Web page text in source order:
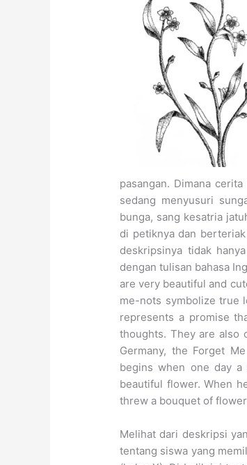
pasangan. Dimana
sedang menyusuri
bunga, sang kesatria
di petiknya dan
deskripsinya tidak
dengan tulisan bahasa
are very beautiful and
me-nots symbolize true
represents a promise
thoughts. They are also
Germany, the Forget
begins when one day
beautiful flower. When
threw a bouquet of
Melihat dari deskripsi
tentang siswa yang